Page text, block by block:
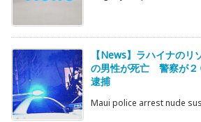
【News】ラハイナの
の男性が死亡 警察が２
逮捕
Maui police arrest nude